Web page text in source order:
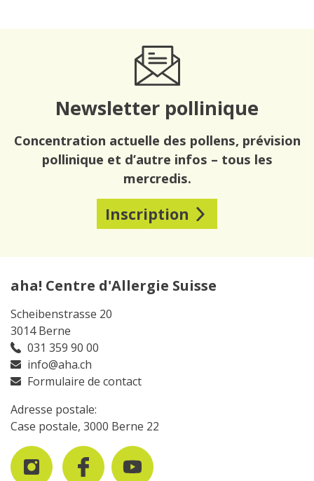
Newsletter pollinique
Concentration actuelle des pollens, prévision
pollinique et d’autre infos – tous les
mercredis.
Inscription
aha! Centre d'Allergie Suisse
Scheibenstrasse 20
3014 Berne
031 359 90 00
info@aha.ch
Formulaire de contact
Adresse postale:
Case postale, 3000 Berne 22